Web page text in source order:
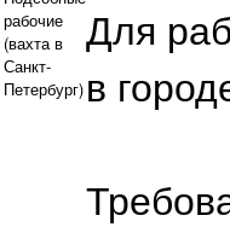
Для
в